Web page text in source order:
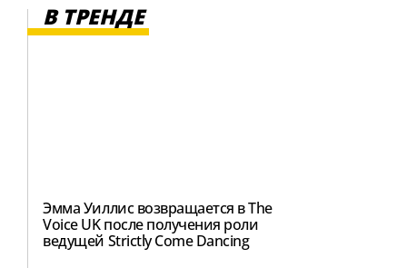
В ТРЕНДЕ
Эмма Уиллис возвращается в The
Voice UK после получения роли
ведущей Strictly Come Dancing